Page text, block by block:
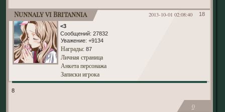
18
2013-10-01 02:08:40
Nunnaly vi Britannia
<3
Сообщений: 27832
Уважение: +9134
Награды: 87
Личная страница
Анкета персонажа
Записки игрока
8
0